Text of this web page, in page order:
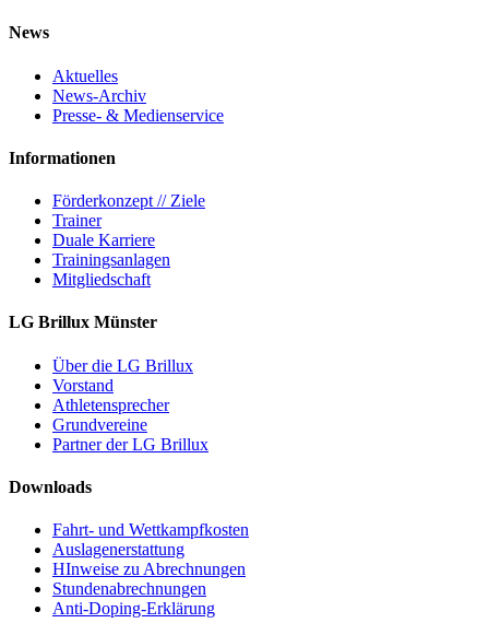
News
Aktuelles
News-Archiv
Presse- & Medienservice
Informationen
Förderkonzept // Ziele
Trainer
Duale Karriere
Trainingsanlagen
Mitgliedschaft
LG Brillux Münster
Über die LG Brillux
Vorstand
Athletensprecher
Grundvereine
Partner der LG Brillux
Downloads
Fahrt- und Wettkampfkosten
Auslagenerstattung
HInweise zu Abrechnungen
Stundenabrechnungen
Anti-Doping-Erklärung